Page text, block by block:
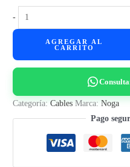
-
Bobina
Noga
cantidad
AGREGAR AL
CARRITO
Categoría:Cables Marca:Noga
Pago